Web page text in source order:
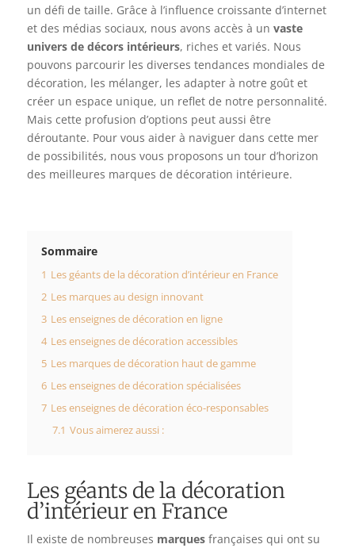
un défi de taille. Grâce à l’influence croissante d’internet
et des médias sociaux, nous avons accès à un vaste
univers de décors intérieurs, riches et variés. Nous
pouvons parcourir les diverses tendances mondiales de
décoration, les mélanger, les adapter à notre goût et
créer un espace unique, un reflet de notre personnalité.
Mais cette profusion d’options peut aussi être
déroutante. Pour vous aider à naviguer dans cette mer
de possibilités, nous vous proposons un tour d’horizon
des meilleures marques de décoration intérieure.
Sommaire
1 Les géants de la décoration d’intérieur en France
2 Les marques au design innovant
3 Les enseignes de décoration en ligne
4 Les enseignes de décoration accessibles
5 Les marques de décoration haut de gamme
6 Les enseignes de décoration spécialisées
7 Les enseignes de décoration éco-responsables
7.1 Vous aimerez aussi :
Les géants de la décoration
d’intérieur en France
Il existe de nombreuses marquesfrançaises qui ont su